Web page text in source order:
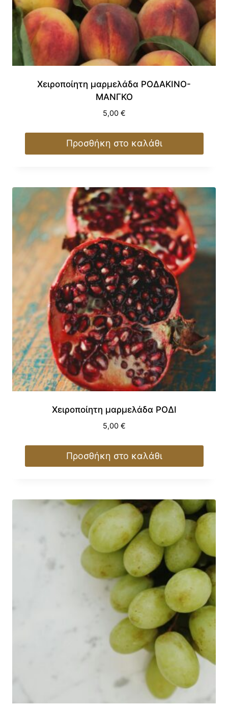
Χειροποίητη μαρμελάδα ΡΟΔΑΚΙΝΟ-
ΜΑΝΓΚΟ
5,00 €
Προσθήκη στο καλάθι
Χειροποίητη μαρμελάδα ΡΟΔΙ
5,00 €
Προσθήκη στο καλάθι